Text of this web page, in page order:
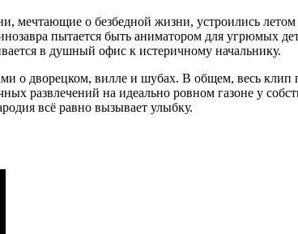
мечтающие о безбедной жизни, устроились
пытается быть аниматором для угрюмых
в душный офис к истеричному начальнику.
о дворецком, вилле и шубах. В общем, весь
развлечений на идеально ровном газоне у
всё равно вызывает улыбку.